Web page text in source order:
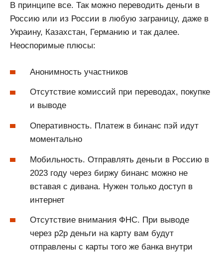
В принципе все. Так можно переводить деньги в
Россию или из России в любую заграницу, даже в
Украину, Казахстан, Германию и так далее.
Неоспоримые плюсы:
Анонимность участников
Отсутствие комиссий при переводах, покупке
и выводе
Оперативность. Платеж в бинанс пэй идут
моментально
Мобильность. Отправлять деньги в Россию в
2023 году через биржу бинанс можно не
вставая с дивана. Нужен только доступ в
интернет
Отсутствие внимания ФНС. При выводе
через p2p деньги на карту вам будут
отправлены с карты того же банка внутри